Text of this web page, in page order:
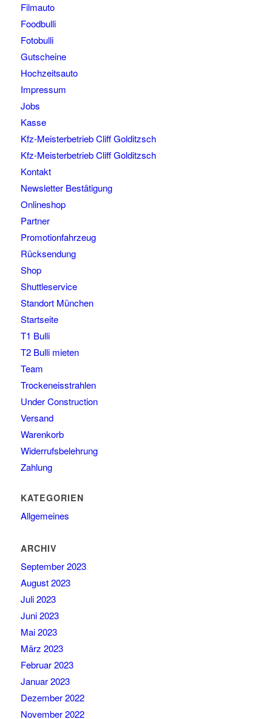
Filmauto
Foodbulli
Fotobulli
Gutscheine
Hochzeitsauto
Impressum
Jobs
Kasse
Kfz-Meisterbetrieb Cliff Golditzsch
Kfz-Meisterbetrieb Cliff Golditzsch
Kontakt
Newsletter Bestätigung
Onlineshop
Partner
Promotionfahrzeug
Rücksendung
Shop
Shuttleservice
Standort München
Startseite
T1 Bulli
T2 Bulli mieten
Team
Trockeneisstrahlen
Under Construction
Versand
Warenkorb
Widerrufsbelehrung
Zahlung
KATEGORIEN
Allgemeines
ARCHIV
September 2023
August 2023
Juli 2023
Juni 2023
Mai 2023
März 2023
Februar 2023
Januar 2023
Dezember 2022
November 2022